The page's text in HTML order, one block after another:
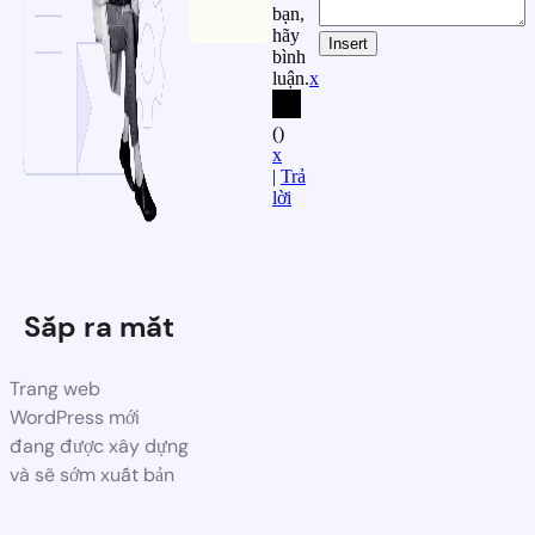
Sắp ra mắt
Trang web
WordPress mới
đang được xây dựng
và sẽ sớm xuất bản
bạn,
hãy
bình
luận.x
()
x
| Trả
lời
Insert